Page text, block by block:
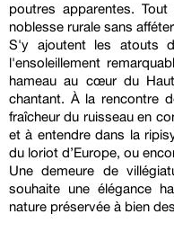
poutres apparentes.
noblesse rurale sans
S'y ajoutent les atouts
l'ensoleillement
hameau au cœur du
chantant. À la rencontre
fraîcheur du ruisseau en
et à entendre dans la
du loriot d’Europe, ou
Une demeure de
souhaite une élégance
nature préservée à bien